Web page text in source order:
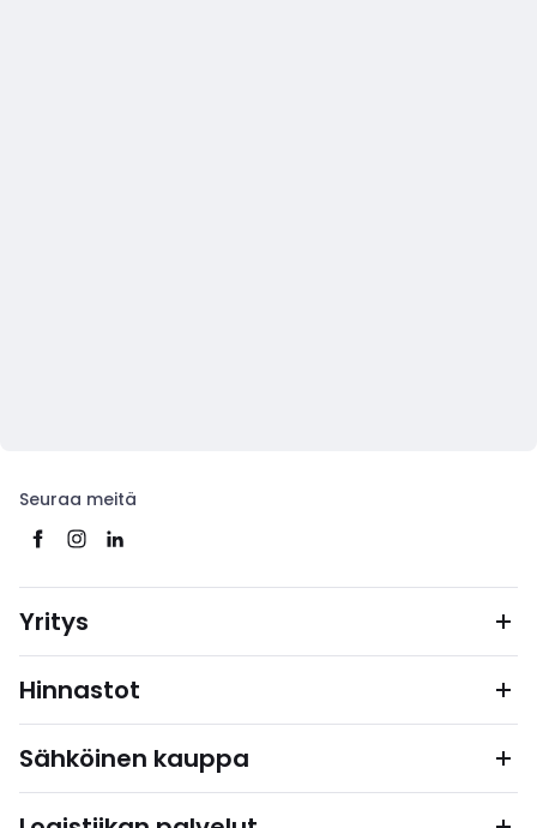
Seuraa meitä
Yritys
Hinnastot
Sähköinen kauppa